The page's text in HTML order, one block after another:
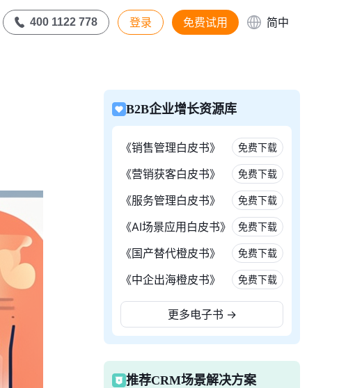
400 1122 778 登录 免费试用 简中
B2B企业增长资源库
《销售管理白皮书》 免费下载
《营销获客白皮书》 免费下载
《服务管理白皮书》 免费下载
《AI场景应用白皮书》 免费下载
《国产替代橙皮书》 免费下载
《中企出海橙皮书》 免费下载
更多电子书 →
推荐CRM场景解决方案